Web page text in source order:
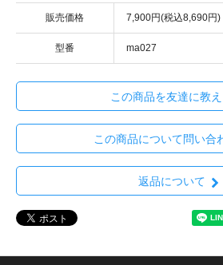
販売価格 7,900円(税込8,690円)
型番 ma027
この商品を友達に教え
この商品について問い合
返品について